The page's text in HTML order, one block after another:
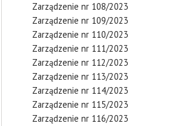
Zarządzenie nr 108/2023
Zarządzenie nr 109/2023
Zarządzenie nr 110/2023
Zarządzenie nr 111/2023
Zarządzenie nr 112/2023
Zarządzenie nr 113/2023
Zarządzenie nr 114/2023
Zarządzenie nr 115/2023
Zarządzenie nr 116/2023